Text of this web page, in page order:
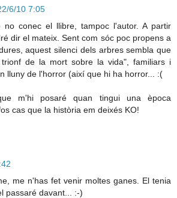
6/10 7:05
no conec el llibre, tampoc l'autor. A partir
dir el mateix. Sent com sóc poc propens a
aquest silenci dels arbres sembla que
de la mort sobre la vida", familiars i
lluny de l'horror (així que hi ha horror... :(
m'hi posaré quan tingui una època
cas que la història em deixés KO!
me n'has fet venir moltes ganes. El tenia
passaré davant... :-)